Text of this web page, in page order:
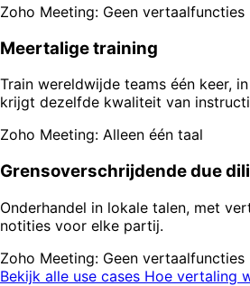
Zoho Meeting: Geen vertaalfuncties
Meertalige training
Train wereldwijde teams één keer,
krijgt dezelfde kwaliteit van
Zoho Meeting: Alleen één taal
Grensoverschrijdende due
Onderhandel in lokale talen, met
notities voor elke partij.
Zoho Meeting: Geen vertaalfuncties
Bekijk alle use cases Hoe vertaling